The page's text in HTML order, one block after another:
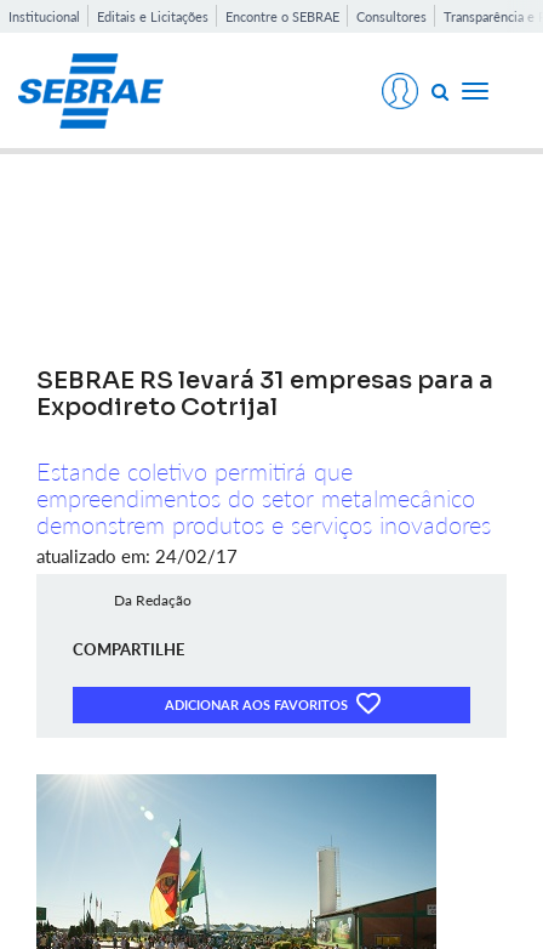
Institucional Editais e Licitações Encontre o SEBRAE Consultores Transparência e
Toggle
SEBRAE RS levará 31 empresas para a
Expodireto Cotrijal
Estande coletivo permitirá que
empreendimentos do setor metalmecânico
demonstrem produtos e serviços inovadores
atualizado em: 24/02/17
Da Redação
COMPARTILHE
ADICIONAR AOS FAVORITOS